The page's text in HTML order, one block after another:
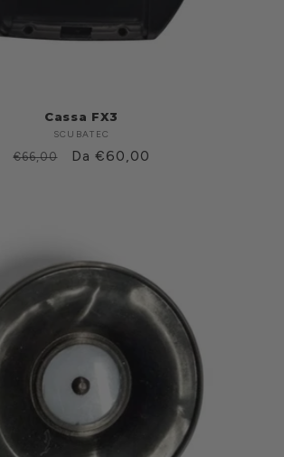
Cassa FX3
Produttore:
SCUBATEC
Prezzo
€66,00
Prezzo
Da €60,00